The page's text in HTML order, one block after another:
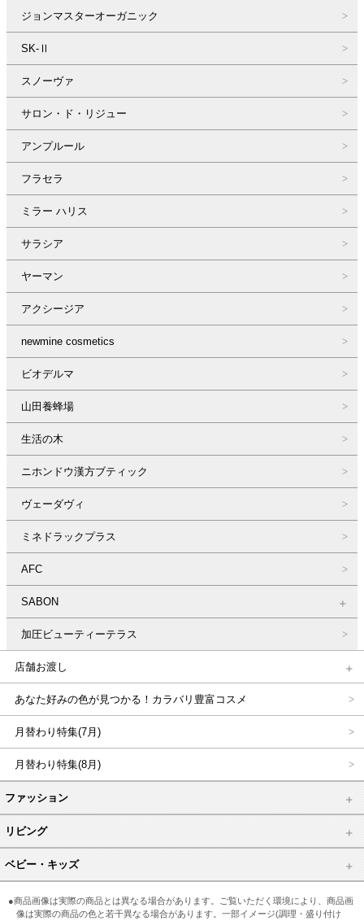
ジョンマスターオーガニック
SK-Ⅱ
スノーヴァ
サロン・ド・リジュー
アンプルール
フラセラ
ミラー ハリス
サラシア
ヤーマン
アクシージア
newmine cosmetics
ビオデルマ
山田養蜂場
生活の木
ニホンドウ漢方ブティック
ヴェーダヴィ
ミネドラックプラス
AFC
SABON
加圧ビューティーテラス
店舗お渡し
あなた好みの色が見つかる！カラバリ豊富コスメ
月替わり特集(7月)
月替わり特集(8月)
ファッション
リビング
ベビー・キッズ
●商品画像は実際の商品とは異なる場合があります。ご覧いただく環境により、商品画
像は実際の商品の色と若干異なる場合があります。一部イメージ(調理・盛り付け